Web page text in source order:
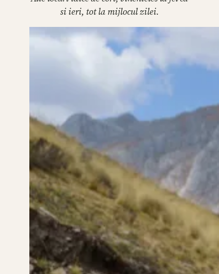
si ieri, tot la mijlocul zilei.